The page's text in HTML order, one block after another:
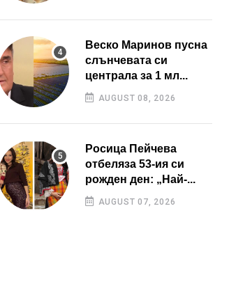
Веско Маринов пусна
слънчевата си
централа за 1 мл...
AUGUST 08, 2026
Росица Пейчева
отбеляза 53-ия си
рожден ден: „Най-...
AUGUST 07, 2026